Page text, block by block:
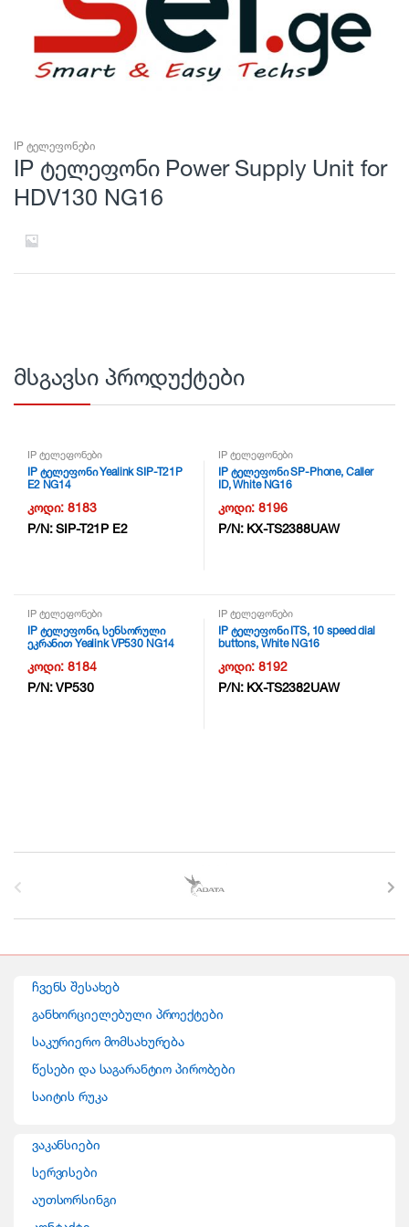
IP ტელეფონები
IP ტელეფონი Power Supply Unit for
HDV130 NG16
მსგავსი პროდუქტები
IP ტელეფონები
IP ტელეფონი Yealink SIP-T21P
E2 NG14
კოდი:8183
P/N:SIP-T21P E2
IP ტელეფონები
IP ტელეფონი SP-Phone, Caller
ID, White NG16
კოდი:8196
P/N: KX-TS2388UAW
IP ტელეფონები
IP ტელეფონი, სენსორული
ეკრანით Yealink VP530 NG14
კოდი:8184
P/N:VP530
IP ტელეფონები
IP ტელეფონი ITS, 10 speed dial
buttons, White NG16
კოდი:8192
P/N: KX-TS2382UAW
ჩვენს შესახებ
განხორციელებული პროექტები
საკურიერო მომსახურება
წესები და საგარანტიო პირობები
საიტის რუკა
ვაკანსიები
სერვისები
აუთსორსინგი